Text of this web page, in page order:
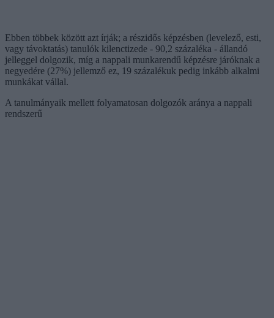
Ebben többek között azt írják; a részidős képzésben (levelező, esti,
vagy távoktatás) tanulók kilenctizede - 90,2 százaléka - állandó
jelleggel dolgozik, míg a nappali munkarendű képzésre járóknak a
negyedére (27%) jellemző ez, 19 százalékuk pedig inkább alkalmi
munkákat vállal.
A tanulmányaik mellett folyamatosan dolgozók aránya a nappali
rendszerű